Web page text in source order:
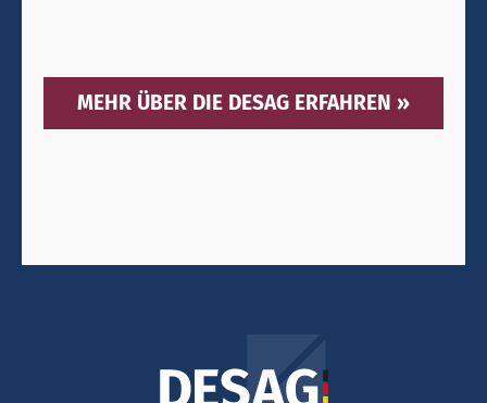
MEHR ÜBER DIE DESAG ERFAHREN »